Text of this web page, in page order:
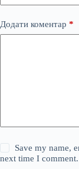
Додати коментар *
Save my name,
next time I comment.